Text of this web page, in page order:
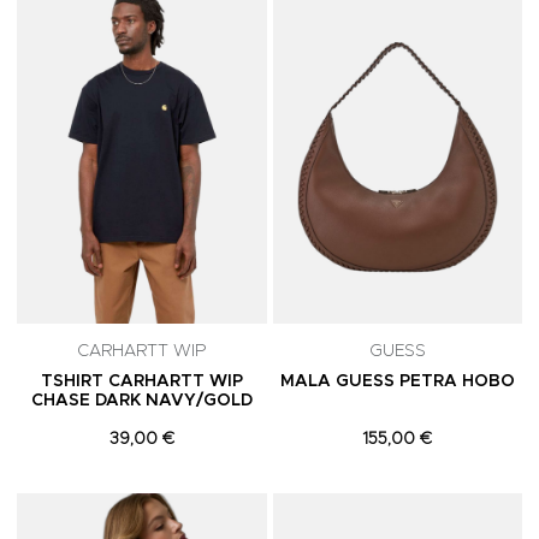
CARHARTT WIP
TSHIRT CARHARTT WIP
CHASE DARK NAVY/GOLD
39,00 €
GUESS
MALA GUESS PETRA HOBO
155,00 €